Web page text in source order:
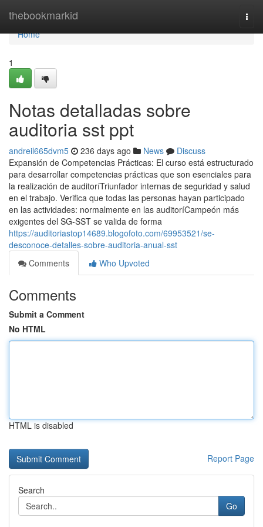
thebookmarkid
Home
Home
1
Notas detalladas sobre
auditoria sst ppt
andreil665dvm5 236 days ago News
Discuss
Expansión de Competencias Prácticas: El curso está estructurado
para desarrollar competencias prácticas que son esenciales para
la realización de auditoríTriunfador internas de seguridad y salud
en el trabajo. Verifica que todas las personas hayan participado
en las actividades: normalmente en las auditoríCampeón más
exigentes del SG-SST se valida de forma
https://auditoriastop14689.blogofoto.com/69953521/se-
desconoce-detalles-sobre-auditoria-anual-sst
Comments
Who Upvoted
Comments
Submit a Comment
No HTML
HTML is disabled
Report Page
Search
Go